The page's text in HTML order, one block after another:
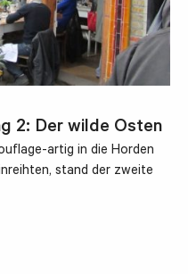
2: Der wilde Osten
artig in die Horden
stand der zweite